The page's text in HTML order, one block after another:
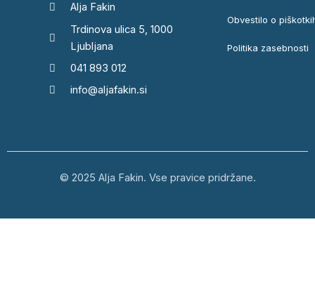
Alja Fakin
Trdinova ulica 5, 1000
Ljubljana
041 893 012
info@aljafakin.si
Obvestilo o
Politika zasebnosti
© 2025 Alja Fakin. Vse pravice pridržane.